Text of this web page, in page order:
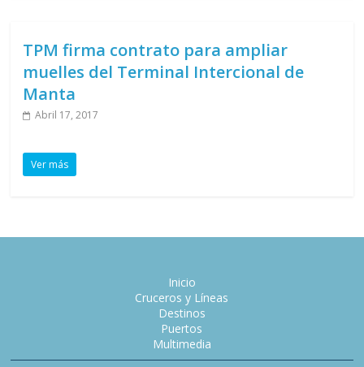
TPM firma contrato para ampliar
muelles del Terminal Intercional de
Manta
Abril 17, 2017
Ver más
Inicio
Cruceros y Líneas
Destinos
Puertos
Multimedia